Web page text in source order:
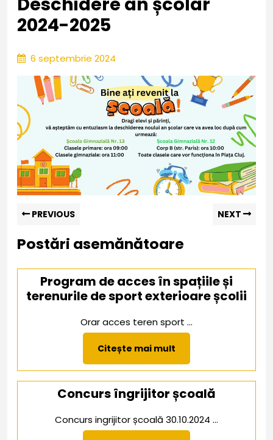
2024-2025
6 septembrie 2024
2024
Navigare
articole
PREVIOUS NEXT
Postări asemănătoare
Program de acces în spațiile și
terenurile de sport exterioare școlii
Orar acces teren sport ...
Citește mai mult
mai
mult
Concurs îngrijitor școală
Concurs ingrijitor școală 30.10.2024 ...